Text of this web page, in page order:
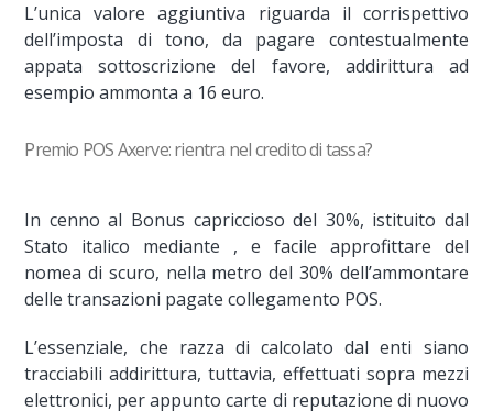
L’unica valore aggiuntiva riguarda il corrispettivo
dell’imposta di tono, da pagare contestualmente
appata sottoscrizione del favore, addirittura ad
esempio ammonta a 16 euro.
Premio POS Axerve: rientra nel credito di tassa?
In cenno al Bonus capriccioso del 30%, istituito dal
Stato italico mediante , e facile approfittare del
nomea di scuro, nella metro del 30% dell’ammontare
delle transazioni pagate collegamento POS.
L’essenziale, che razza di calcolato dal enti siano
tracciabili addirittura, tuttavia, effettuati sopra mezzi
elettronici, per appunto carte di reputazione di nuovo